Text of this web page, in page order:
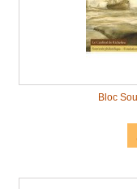
Bloc